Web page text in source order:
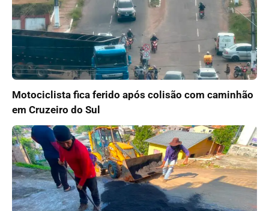
Motociclista fica ferido após colisão com caminhão
em Cruzeiro do Sul